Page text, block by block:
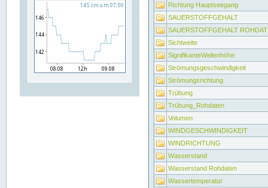
Richtung Hauptseegang
SAUERSTOFFGEHALT
SAUERSTOFFGEHALT
Sichtweite
SignifikanteWellenhöhe
Strömungsgeschwindigkeit
Strömungsrichtung
Trübung
Trübung_Rohdaten
Volumen
WINDGESCHWINDIGKEIT
WINDRICHTUNG
Wasserstand
Wasserstand Rohdaten
Wassertemperatur